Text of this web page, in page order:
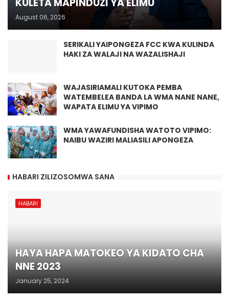
August 06, 2026
SERIKALI YAIPONGEZA FCC KWA KULINDA
HAKI ZA WALAJI NA WAZALISHAJI
WAJASIRIAMALI KUTOKA PEMBA
WATEMBELEA BANDA LA WMA NANE NANE,
WAPATA ELIMU YA VIPIMO
WMA YAWAFUNDISHA WATOTO VIPIMO:
NAIBU WAZIRI MALIASILI APONGEZA
HABARI ZILIZOSOMWA SANA
HABARI
HAYA HAPA MATOKEO YA KIDATO CHA
NNE 2023
January 25, 2024